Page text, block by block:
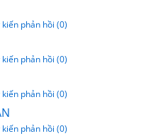
kiến phản hồi (0)
kiến phản hồi (0)
kiến phản hồi (0)
kiến phản hồi (0)